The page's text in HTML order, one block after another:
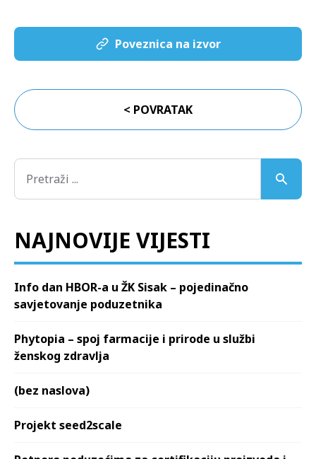
Poveznica na izvor
< POVRATAK
NAJNOVIJE VIJESTI
Info dan HBOR-a u ŽK Sisak – pojedinačno
savjetovanje poduzetnika
Phytopia – spoj farmacije i prirode u službi
ženskog zdravlja
(bez naslova)
Projekt seed2scale